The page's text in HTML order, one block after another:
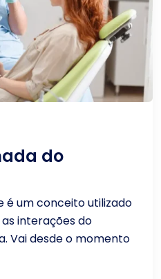
do
é um conceito utilizado
interações do
Vai desde o momento